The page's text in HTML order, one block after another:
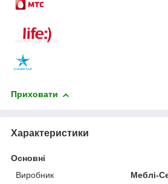
Приховати
Характеристики
Основні
Виробник
Меблі-